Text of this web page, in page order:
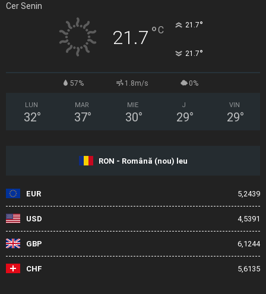
Cer Senin
21.7 °C 21.7°
21.7°
57% 1.8m/s 0%
LUN
32°
MAR
37°
MIE
30°
J
29°
VIN
29°
RON - Română (nou) leu
EUR 5,2439
USD 4,5391
GBP 6,1244
CHF 5,6135